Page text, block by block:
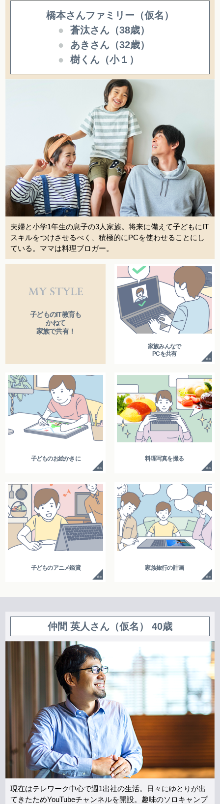
橋本さんファミリー（仮名）
蒼汰さん（38歳）
あきさん（32歳）
樹くん（小１）
夫婦と小学1年生の息子の3人家族。将来に備えて子どもにIT
スキルをつけさせるべく、積極的にPCを使わせることにし
ている。ママは料理ブロガー。
子どものIT教育も
かねて
家族で共有！
家族みんなで
PCを共有
子どものお絵かきに 料理写真を撮る
子どものアニメ鑑賞 家族旅行の計画
仲間 英人さん（仮名） 40歳
現在はテレワーク中心で週1出社の生活。日々にゆとりが出
てきたためYouTubeチャンネルを開設。趣味のソロキャンプ